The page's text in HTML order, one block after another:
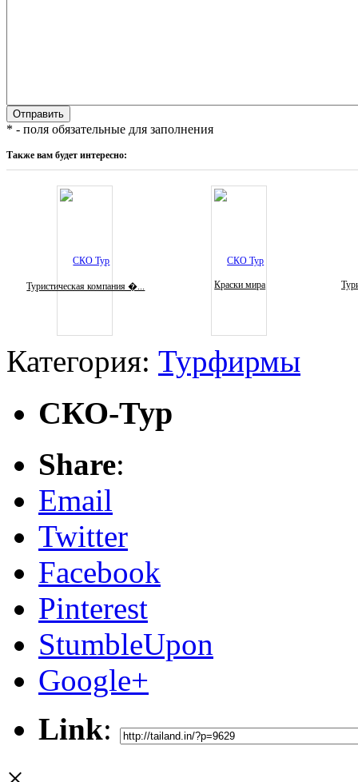
* - поля обязательные для заполнения
Также вам будет интересно:
Туристическая компания �... Краски мира
Категория: Турфирмы
СКО-Тур
Share:
Email
Twitter
Facebook
Pinterest
StumbleUpon
Google+
Link: